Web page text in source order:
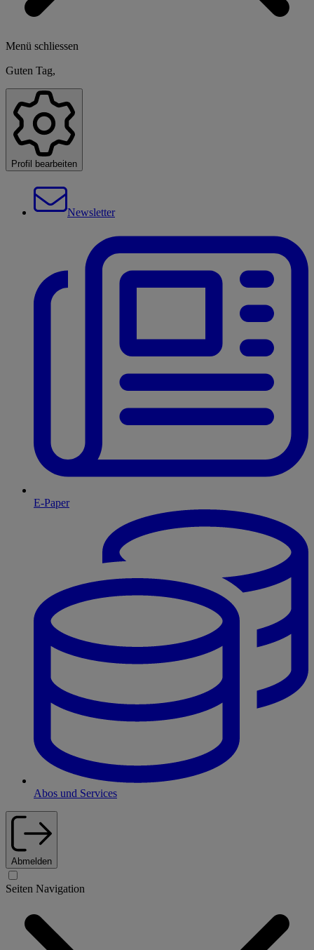
Menü schliessen
Guten Tag,
Profil bearbeiten
Newsletter
E-Paper
Abos und Services
Abmelden
Seiten Navigation